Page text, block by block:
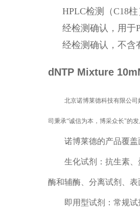
HPLC检测（C18
经检测确认，用于
经检测确认，不含
dNTP Mixture
北京诺博莱德科技有限公司
司秉承“诚信为本，博采众长"的
诺博莱德的产品覆
生化试剂：抗生素
酶和辅酶、分离试剂、
即用型试剂：常规